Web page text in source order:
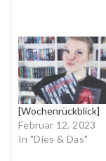
[Wochenrückblick]
Februar 12, 2023
In "Dies & Das"